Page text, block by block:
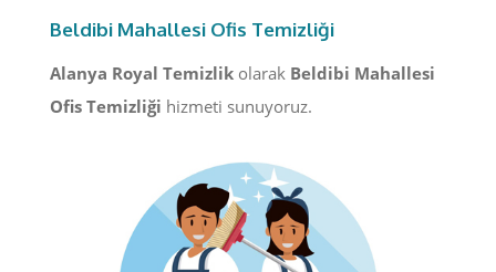
Beldibi Mahallesi Ofis Temizliği
Alanya Royal Temizlik olarak Beldibi Mahallesi
Ofis Temizliği hizmeti sunuyoruz.